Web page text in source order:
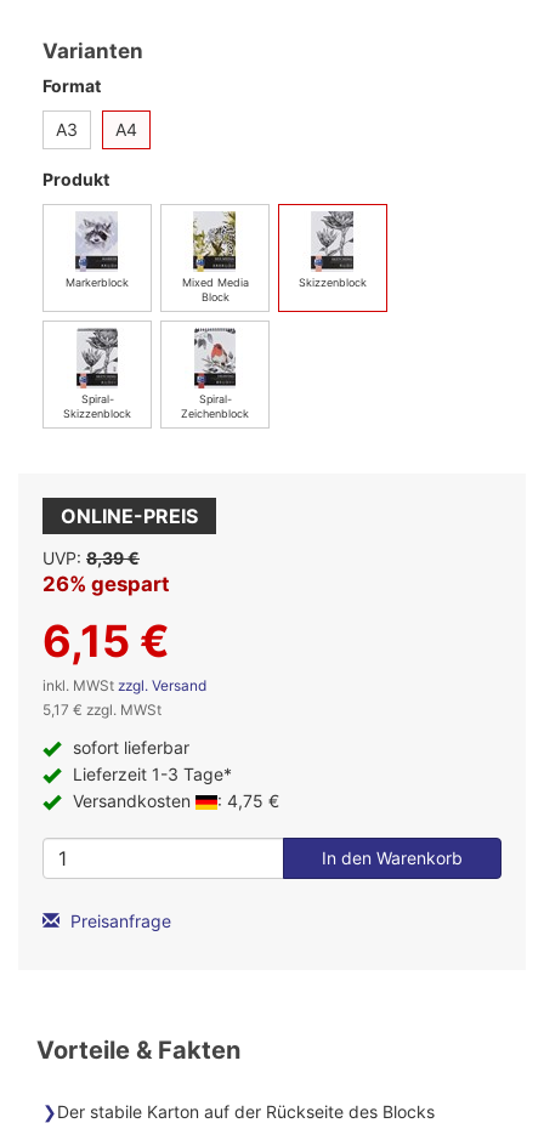
Varianten
Format
A3 A4
Produkt
Markerblock
Mixed Media
Block
Skizzenblock
Spiral-
Skizzenblock
Spiral-
Zeichenblock
ONLINE-PREIS
UVP: 8,39 €
26% gespart
6,15 €
inkl. MWSt zzgl. Versand
5,17 € zzgl. MWSt
sofort lieferbar
Lieferzeit 1-3 Tage*
Versandkosten
: 4,75 €
Preisanfrage
Vorteile & Fakten
Der stabile Karton auf der Rückseite des Blocks